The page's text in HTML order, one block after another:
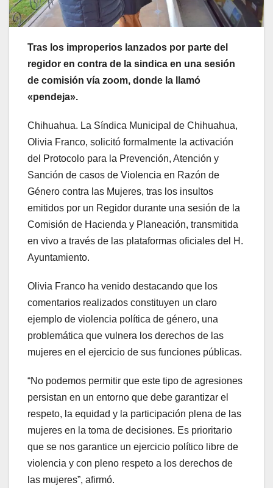
Tras los improperios lanzados por parte del
regidor en contra de la sindica en una sesión
de comisión vía zoom, donde la llamó
«pendeja».
Chihuahua. La Síndica Municipal de Chihuahua,
Olivia Franco, solicitó formalmente la activación
del Protocolo para la Prevención, Atención y
Sanción de casos de Violencia en Razón de
Género contra las Mujeres, tras los insultos
emitidos por un Regidor durante una sesión de la
Comisión de Hacienda y Planeación, transmitida
en vivo a través de las plataformas oficiales del H.
Ayuntamiento.
Olivia Franco ha venido destacando que los
comentarios realizados constituyen un claro
ejemplo de violencia política de género, una
problemática que vulnera los derechos de las
mujeres en el ejercicio de sus funciones públicas.
“No podemos permitir que este tipo de agresiones
persistan en un entorno que debe garantizar el
respeto, la equidad y la participación plena de las
mujeres en la toma de decisiones. Es prioritario
que se nos garantice un ejercicio político libre de
violencia y con pleno respeto a los derechos de
las mujeres”, afirmó.